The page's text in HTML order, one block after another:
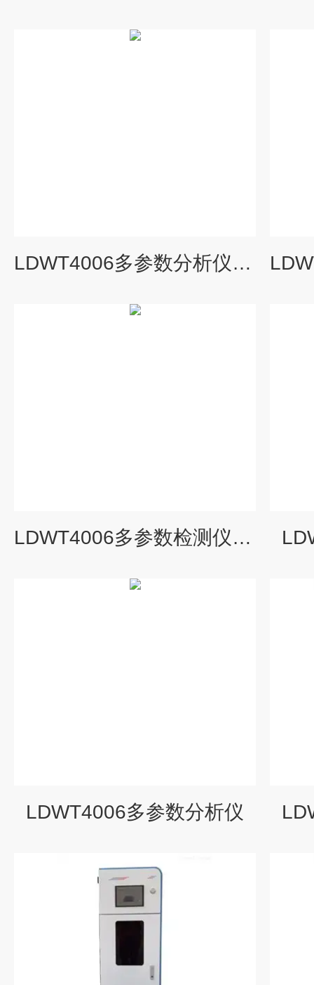
LDWT4006多参数分析仪厂家
LDWT4006多参数检测仪厂家
LDWT4006多参数分析仪